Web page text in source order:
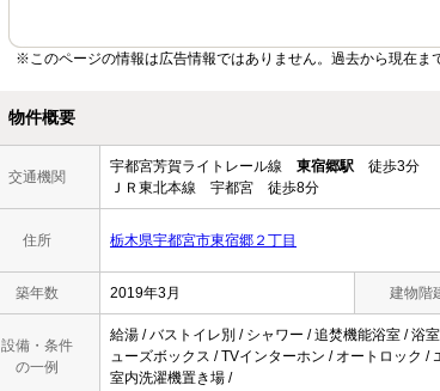
※このページの情報は広告情報ではありません。過去から現在
物件概要
交通機関
宇都宮芳賀ライトレール線 東宿郷駅 徒歩3分
ＪＲ東北本線 宇都宮 徒歩8分
住所 栃木県宇都宮市東宿郷２丁目
築年数 2019年3月 建物階
設備・条件
の一例
給湯 / バストイレ別 / シャワー / 追焚機能浴室 / 浴
ューズボックス / TVインターホン / オートロック
室内洗濯機置き場 /